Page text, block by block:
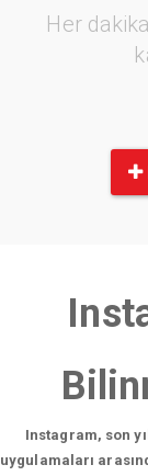
Her
Instagram, son
uygulamaları